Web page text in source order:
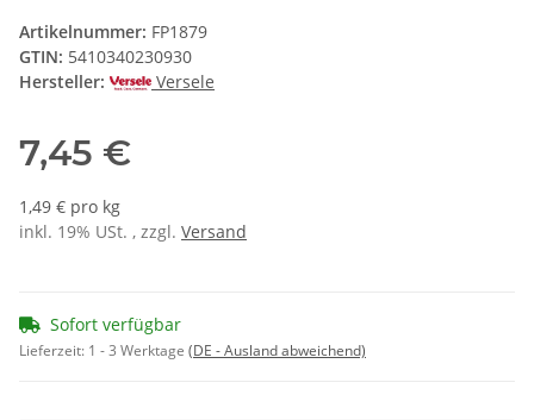
Artikelnummer: FP1879
GTIN: 5410340230930
Hersteller:
Versele
7,45 €
1,49 € pro kg
inkl. 19% USt. , zzgl. Versand
Sofort verfügbar
Lieferzeit: 1 - 3 Werktage (DE - Ausland abweichend)